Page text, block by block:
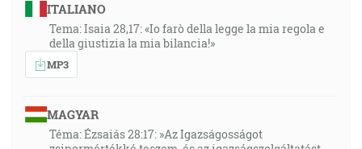
ITALIANO
Tema: Isaia 28,17: «Io farò della legge la mia regola e
della giustizia la mia bilancia!»
MP3
MAGYAR
Téma: Ézsaiás 28:17: »Az Igazságosságot